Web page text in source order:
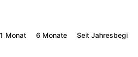
1 Monat 6 Monate Seit Jahresbeginn